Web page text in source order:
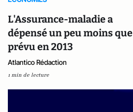
L'Assurance-maladie a
dépensé un peu moins que
prévu en 2013
Atlantico Rédaction
1 min de lecture